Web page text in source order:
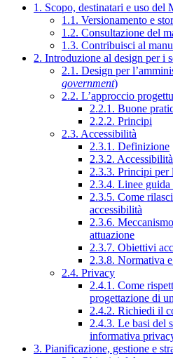
1. Scopo, destinatari e uso del
1.1. Versionamento e
1.2. Consultazione del
1.3. Contribuisci al
2. Introduzione al design per i
2.1. Design per
government)
2.2. L’approccio
2.2.1. Buone
2.2.2. Principi
2.3. Accessibilità
2.3.1. Definizione
2.3.2.
2.3.3. Principi per
2.3.4. Linee guida
2.3.5. Come
accessibilità
2.3.6.
attuazione
2.3.7. Obiettivi
2.3.8. Normativa
2.4. Privacy
2.4.1. Come
progettazione di
2.4.2. Richiedi il
2.4.3. Le basi del
informativa
3. Pianificazione, gestione e